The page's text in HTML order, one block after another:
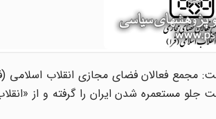
مجمع فعالان فضای مجازی انقلاب اسلامی
مستعمره شدن ایران را گرفته و از